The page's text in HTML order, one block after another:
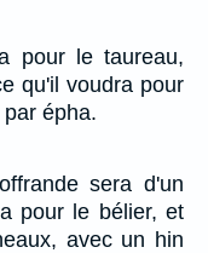
pour le taureau,
qu'il voudra pour
épha.
sera d'un
pour le bélier, et
avec un hin